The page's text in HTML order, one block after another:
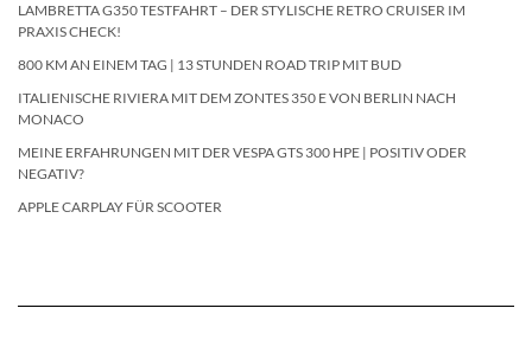
LAMBRETTA G350 TESTFAHRT – DER STYLISCHE RETRO CRUISER IM
PRAXIS CHECK!
800 KM AN EINEM TAG | 13 STUNDEN ROAD TRIP MIT BUD
ITALIENISCHE RIVIERA MIT DEM ZONTES 350 E VON BERLIN NACH
MONACO
MEINE ERFAHRUNGEN MIT DER VESPA GTS 300 HPE | POSITIV ODER
NEGATIV?
APPLE CARPLAY FÜR SCOOTER